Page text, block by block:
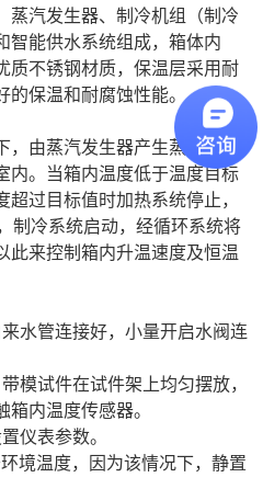
蒸汽发生器、制冷机组（制冷
智能供水系统组成，箱体内
质不锈钢材质，保温层采用耐
的保温和耐腐蚀性能。
，由蒸汽发生器产生蒸汽，经
内。当箱内温度低于温度目标
过目标值时加热系统停止，
制冷系统启动，经循环系统将
此来控制箱内升温速度及恒温
水管连接好，小量开启水阀连
模试件在试件架上均匀摆放，
内温度传感器。
仪表参数。
境温度，因为该情况下，静置